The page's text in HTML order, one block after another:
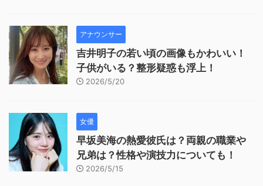
アナウンサー
吉井明子の若い頃の画像もかわいい！
子供がいる？整形疑惑も浮上！
2026/5/20
女優
早坂美海の熱愛彼氏は？両親の職業や
兄弟は？性格や演技力についても！
2026/5/15